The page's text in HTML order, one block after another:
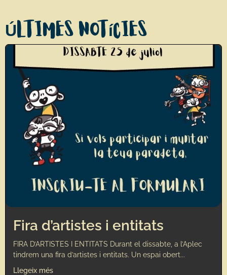
Últimes notícies
Fira d’artistes i entitats
FIRA D’ARTISTES I ENTITATS Durant el dissabte, a l’Aplec
tindrem una fira d’artistes i entitats. Un espai obert...
Llegeix més